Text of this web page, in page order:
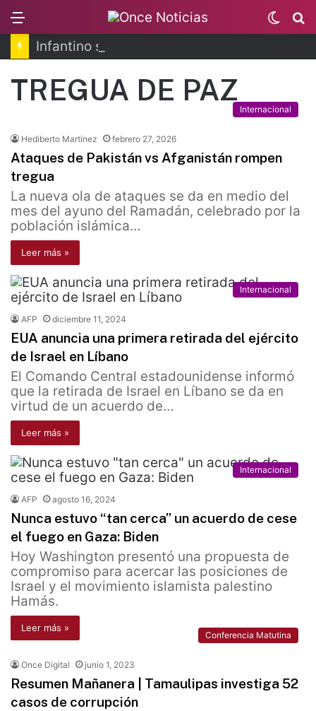
Switch
skin
TREGUA DE PAZ
Internacional
Hediberto Martínez febrero 27, 2026
Ataques de Pakistán vs Afganistán rompen
tregua
La nueva ola de ataques se da en medio del
mes del ayuno del Ramadán, celebrado por la
población islámica…
Leer más »
Internacional
AFP diciembre 11, 2024
EUA anuncia una primera retirada del ejército
de Israel en Líbano
El Comando Central estadounidense informó
que la retirada de Israel en Líbano se da en
virtud de un acuerdo de…
Leer más »
Internacional
AFP agosto 16, 2024
Nunca estuvo “tan cerca” un acuerdo de cese
el fuego en Gaza: Biden
Hoy Washington presentó una propuesta de
compromiso para acercar las posiciones de
Israel y el movimiento islamista palestino
Hamás.
Leer más »
Conferencia Matutina
Once Digital junio 1, 2023
Resumen Mañanera | Tamaulipas investiga 52
casos de corrupción